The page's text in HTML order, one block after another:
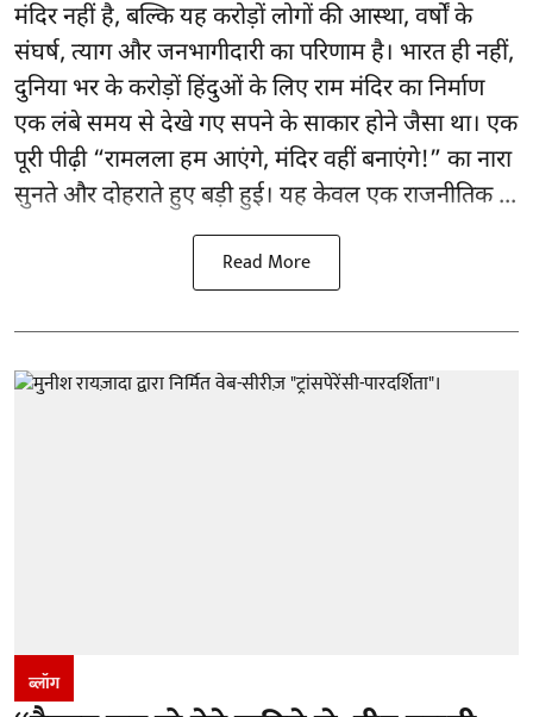
मंदिर नहीं है, बल्कि यह करोड़ों लोगों की आस्था, वर्षों के
संघर्ष, त्याग और जनभागीदारी का परिणाम है। भारत ही नहीं,
दुनिया भर के करोड़ों हिंदुओं के लिए राम मंदिर का निर्माण
एक लंबे समय से देखे गए सपने के साकार होने जैसा था। एक
पूरी पीढ़ी “रामलला हम आएंगे, मंदिर वहीं बनाएंगे!” का नारा
सुनते और दोहराते हुए बड़ी हुई। यह केवल एक राजनीतिक ...
Read More
ब्लॉग